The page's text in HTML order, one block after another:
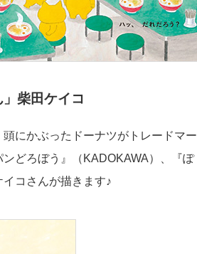
柴田ケイコ
にかぶったドーナツがトレードマー
どろぼう』（KADOKAWA）、『ぽ
コさんが描きます♪